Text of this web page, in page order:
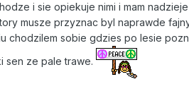
i sie opiekuje nimi i mam
musze przyznac byl naprawde
chodzilem sobie gdzies po lesie
sen ze pale trawe.